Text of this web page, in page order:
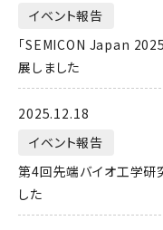
イベント報告
「SEMICON Japan
展しました
2025.12.18
イベント報告
第4回先端バイオ工学研
した